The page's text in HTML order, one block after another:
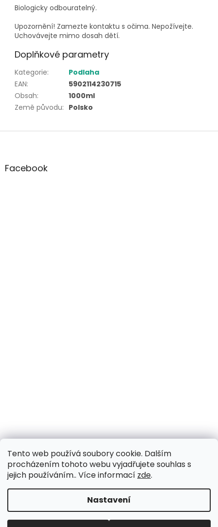
Tento web používá soubory cookie. Dalším
procházením tohoto webu vyjadřujete souhlas s
jejich používáním.. Více informací zde.
Nastavení
Biologicky odbouratelný.
Upozornění! Zamezte kontaktu s očima. Nepožívejte.
Uchovávejte mimo dosah dětí.
Doplňkové parametry
Kategorie:
Podlaha
EAN:
5902114230715
Obsah:
1000ml
Země původu: Polsko
Z
aFacebook
Vytvořil Shoptet
Copyright 2026Drogerie Fragrante. Všechna práva